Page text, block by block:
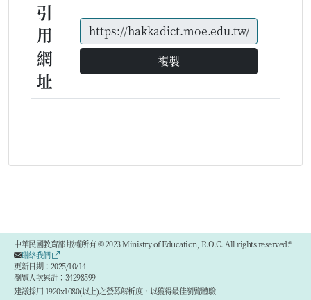
引
用
網
址
複製
中華民國教育部 版權所有 © 2023 Ministry of Education, R.O.C. All rights reserved.®
聯絡我們
更新日期：2025/10/14
瀏覽人次累計：34298599
建議採用 1920x1080(以上)之螢幕解析度，以獲得最佳瀏覽體驗